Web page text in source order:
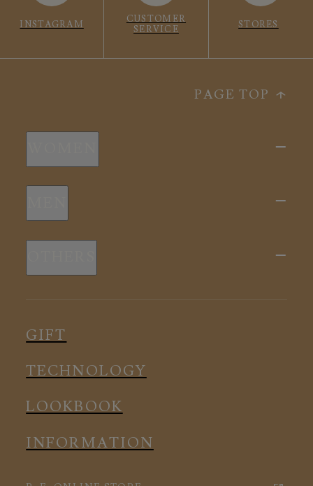
INSTAGRAM
CUSTOMER
SERVICE
STORES
PAGE TOP
新商品
スリープウェア
ルームウェア
アクセサリー
新商品
ルームウェア
アクセサリー
GIFT
TECHNOLOGY
LOOKBOOK
INFORMATION